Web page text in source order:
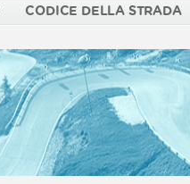
CODICE DELLA STRADA